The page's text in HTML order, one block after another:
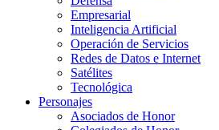
Empresarial
Inteligencia Artificial
Operación de Servicios
Redes de Datos e Internet
Satélites
Tecnológica
Personajes
Asociados de Honor